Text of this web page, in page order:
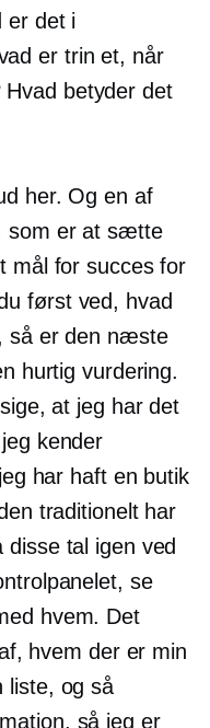
er det i
er trin et, når
betyder det
her. Og en af
som er at sætte
mål for succes for
først ved, hvad
så er den næste
hurtig vurdering.
at jeg har det
kender
har haft en butik
traditionelt har
tal igen ved
se
hvem. Det
hvem der er min
liste, og så
så jeg er